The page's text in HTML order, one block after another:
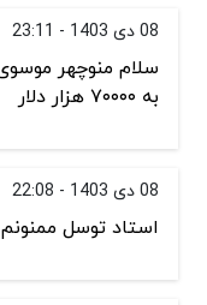
08 دی 1403 - 23:11
به ۷۰۰۰۰ هزار دلار
08 دی 1403 - 22:08
استاد توسل ممنونم